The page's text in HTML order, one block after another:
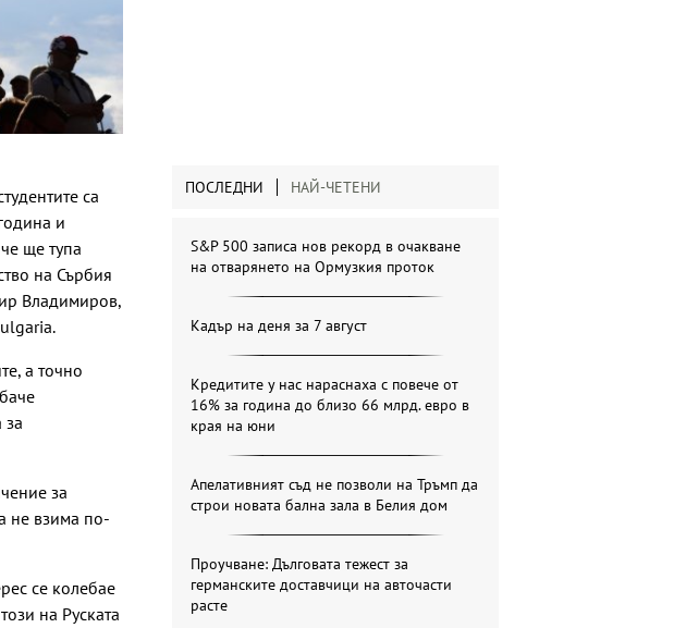
са
и
ще тупа
на Сърбия
Владимиров,
а точно
за
за
не взима по-
се колебае
на Руската
ПОСЛЕДНИ НАЙ-ЧЕТЕНИ
S&P 500 записа нов рекорд в очакване
на отварянето на Ормузкия проток
Кадър на деня за 7 август
Кредитите у нас нараснаха с повече от
16% за година до близо 66 млрд. евро в
края на юни
Апелативният съд не позволи на Тръмп да
строи новата бална зала в Белия дом
Проучване: Дълговата тежест за
германските доставчици на авточасти
расте